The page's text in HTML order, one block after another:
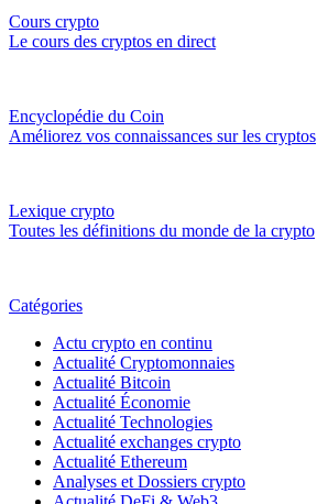
Cours crypto
Le cours des cryptos en direct
Encyclopédie du Coin
Améliorez vos connaissances sur les cryptos
Lexique crypto
Toutes les définitions du monde de la crypto
Catégories
Actu crypto en continu
Actualité Cryptomonnaies
Actualité Bitcoin
Actualité Économie
Actualité Technologies
Actualité exchanges crypto
Actualité Ethereum
Analyses et Dossiers crypto